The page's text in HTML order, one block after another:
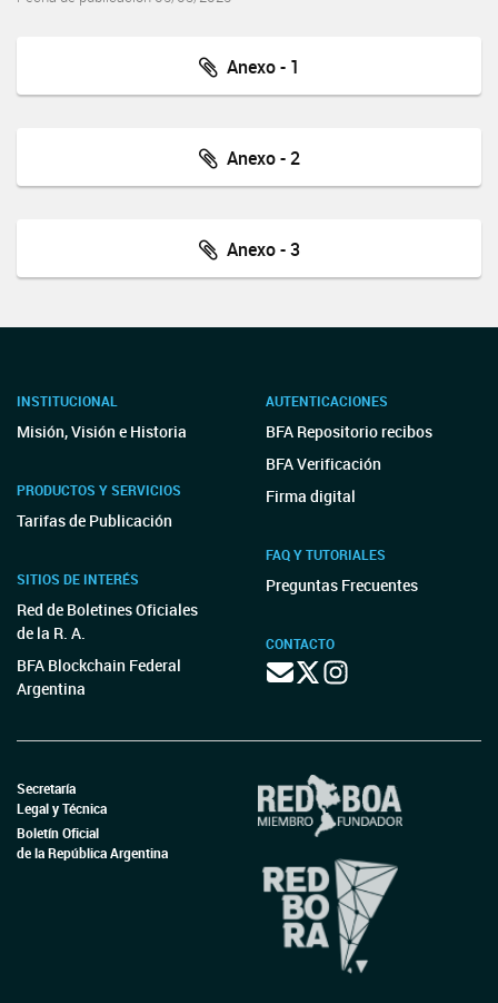
Anexo - 1
Anexo - 2
Anexo - 3
INSTITUCIONAL
Misión, Visión e Historia
PRODUCTOS Y SERVICIOS
Tarifas de Publicación
SITIOS DE INTERÉS
Red de Boletines Oficiales
de la R. A.
BFA Blockchain Federal
Argentina
AUTENTICACIONES
BFA Repositorio recibos
BFA Verificación
Firma digital
FAQ Y TUTORIALES
Preguntas Frecuentes
CONTACTO
Secretaría
Legal y Técnica
Boletín Oficial
de la República Argentina